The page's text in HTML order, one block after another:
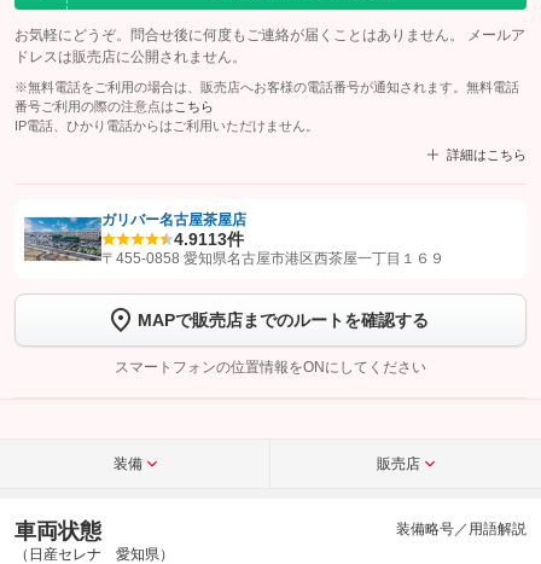
お気軽にどうぞ。問合せ後に何度もご連絡が届くことはありません。 メールア
ドレスは販売店に公開されません。
※無料電話をご利用の場合は、販売店へお客様の電話番号が通知されます。無料電話
番号ご利用の際の注意点は こちら
IP電話、ひかり電話からはご利用いただけません。
詳細はこちら
【STEP1】認証画面でグーネットを友だち追加してから「許可する」ボタンを押
トーク画面で
ボタンをタップして問い合わせを
完了してください。
こちら
ガリバー名古屋茶屋店
4.9113件
〒455-0858 愛知県名古屋市港区西茶屋一丁目１６９
MAPで販売店までのルートを確認する
スマートフォンの位置情報をONにしてください
装備 販売店
車両状態
（日産セレナ 愛知県）
装備略号／用語解説